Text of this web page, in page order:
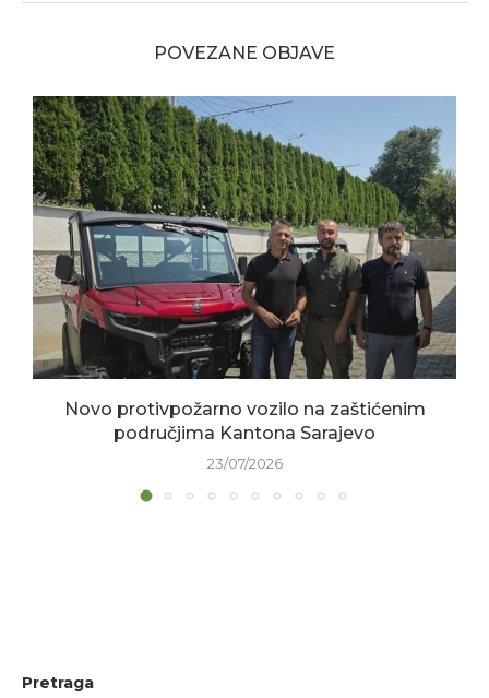
POVEZANE OBJAVE
Novo protivpožarno vozilo na zaštićenim
područjima Kantona Sarajevo
23/07/2026
Pretraga